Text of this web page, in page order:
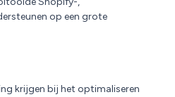
op een grote
krijgen bij het optimaliseren